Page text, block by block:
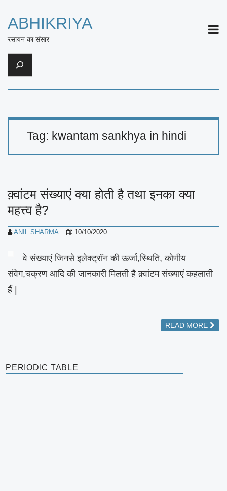
ABHIKRIYA
रसायन का संसार
Search
Tag: kwantam sankhya in hindi
क़्वांटम संख्याएं क्या होती है तथा इनका क्या
महत्त्व है?
ANIL SHARMA 10/10/2020
वे संख्याएं जिनसे इलेक्ट्रॉन की ऊर्जा,स्थिति, कोणीय
संवेग,चक्रण आदि की जानकारी मिलती है क़्वांटम संख्याएं कहलाती
हैं |
READ MORE
PERIODIC TABLE